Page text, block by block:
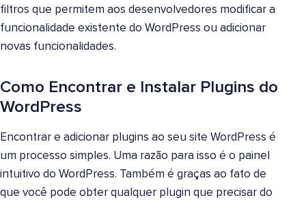
filtros que permitem aos desenvolvedores modificar a
funcionalidade existente do WordPress ou adicionar
novas funcionalidades.
Como Encontrar e Instalar Plugins do
WordPress
Encontrar e adicionar plugins ao seu site WordPress é
um processo simples. Uma razão para isso é o painel
intuitivo do WordPress. Também é graças ao fato de
que você pode obter qualquer plugin que precisar do